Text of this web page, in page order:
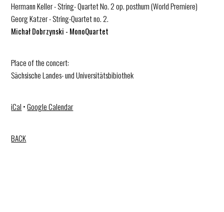
Hermann Keller - String- Quartet No. 2 op. posthum (World Premiere)
Georg Katzer - String-Quartet no. 2.
Michał Dobrzynski - MonoQuartet
Place of the concert:
Sächsische Landes- und Universitätsbibiothek
iCal •Google Calendar
BACK